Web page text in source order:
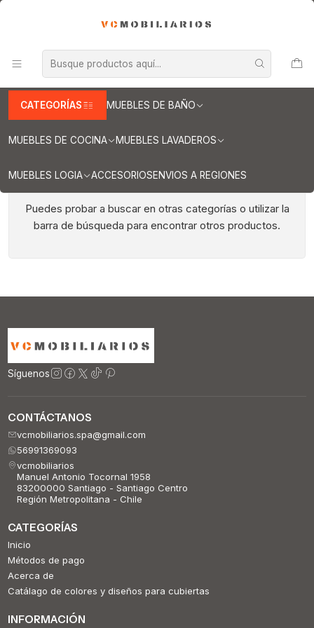
CATEGORÍAS MUEBLES DE BAÑO
MUEBLES DE COCINA MUEBLES LAVADEROS
MUEBLES LOGIA ACCESORIOSENVIOS A REGIONES
Cubiertas para cocina de 130 cm
Cubiertas para cocina de 130 cm
Puedes probar a buscar en otras categorías o utilizar la
barra de búsqueda para encontrar otros productos.
Síguenos
CONTÁCTANOS
vcmobiliarios.spa@gmail.com
56991369093
vcmobiliarios
Manuel Antonio Tocornal 1958
83200000 Santiago - Santiago Centro
Región Metropolitana - Chile
CATEGORÍAS
Inicio
Métodos de pago
Acerca de
Catálago de colores y diseños para cubiertas
INFORMACIÓN